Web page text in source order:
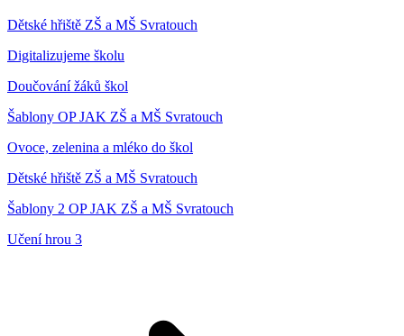
Dětské hřiště ZŠ a MŠ Svratouch
Digitalizujeme školu
Doučování žáků škol
Šablony OP JAK ZŠ a MŠ Svratouch
Ovoce, zelenina a mléko do škol
Dětské hřiště ZŠ a MŠ Svratouch
Šablony 2 OP JAK ZŠ a MŠ Svratouch
Učení hrou 3